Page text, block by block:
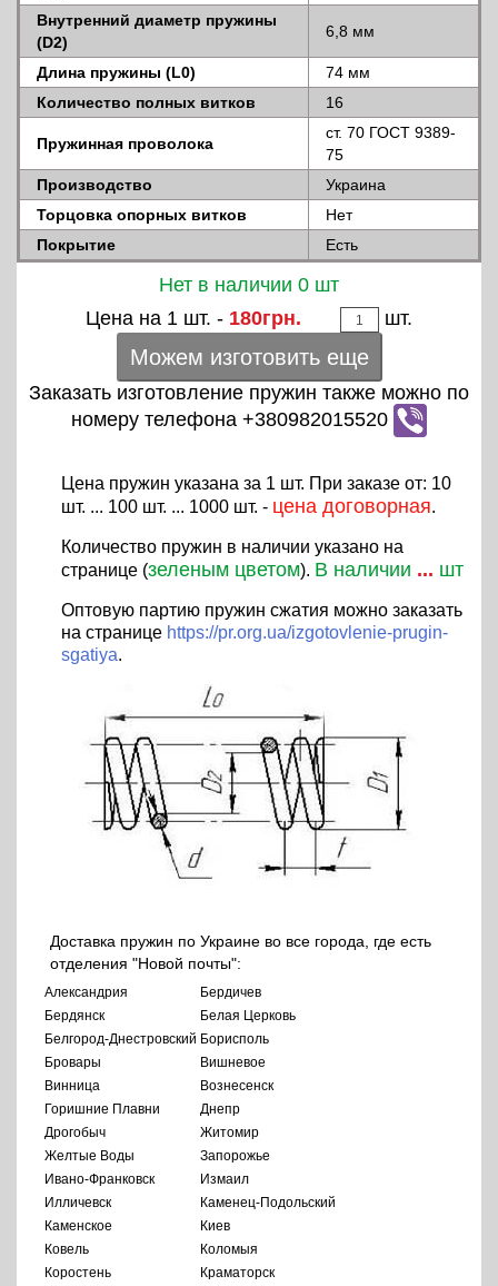
Внутренний диаметр пружины
(D2)
6,8 мм
Длина пружины (L0)
74 мм
Количество полных витков
16
Пружинная проволока
ст. 70 ГОСТ 9389-
75
Производство
Украина
Торцовка опорных витков
Нет
Покрытие
Есть
Нет в наличии 0 шт
Цена на 1 шт. - 180грн. шт.
Можем изготовить еще
Заказать изготовление пружин также можно по
номеру телефона +380982015520
Цена пружин указана за 1 шт. При заказе от: 10
шт. ... 100 шт. ... 1000 шт. - цена договорная.
Количество пружин в наличии указано на
странице (зеленым цветом). В наличии ... шт
Оптовую партию пружин сжатия можно заказать
на странице https://pr.org.ua/izgotovlenie-prugin-
sgatiya.
Доставка пружин по Украине во все города, где есть
отделения "Новой почты":
Александрия
Бердичев
Бердянск
Белая Церковь
Белгород-Днестровский Борисполь
Бровары
Вишневое
Винница
Вознесенск
Горишние Плавни
Днепр
Дрогобыч
Житомир
Желтые Воды
Запорожье
Ивано-Франковск
Измаил
Илличевск
Каменец-Подольский
Каменское
Киев
Ковель
Коломыя
Коростень
Краматорск